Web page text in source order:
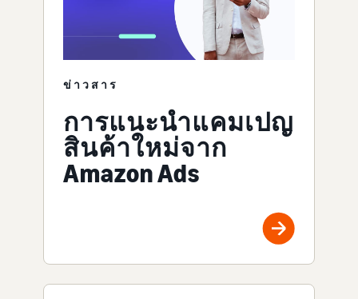
ข่าวสาร
การแนะนำแคมเปญ
สินค้าใหม่จาก
Amazon Ads